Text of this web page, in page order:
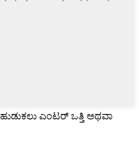
ಹುಡುಕಲು ಎಂಟರ್ ಒತ್ತಿ ಅಥವಾ